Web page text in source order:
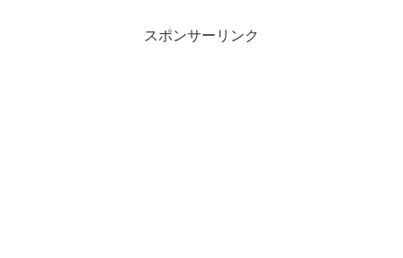
スポンサーリンク